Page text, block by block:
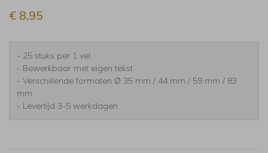
€ 8,95
- 25 stuks per 1 vel
- Bewerkbaar met eigen tekst
- Verschillende formaten Ø 35 mm / 44 mm / 59 mm / 83
mm
- Levertijd 3-5 werkdagen